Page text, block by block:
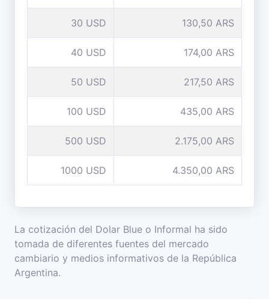
30 USD 130,50 ARS
40 USD 174,00 ARS
50 USD 217,50 ARS
100 USD 435,00 ARS
500 USD 2.175,00 ARS
1000 USD 4.350,00 ARS
La cotización del Dolar Blue o Informal ha sido
tomada de diferentes fuentes del mercado
cambiario y medios informativos de la República
Argentina.